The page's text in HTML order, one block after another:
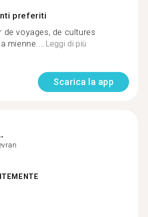
preferiti
de voyages, de cultures
mienne....Leggi di più
Scarica la app